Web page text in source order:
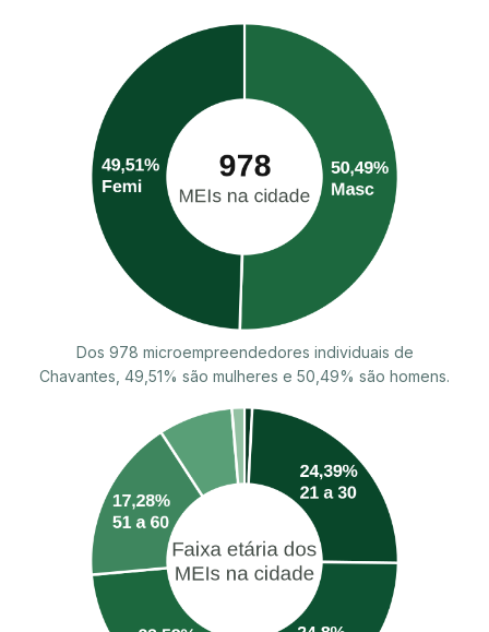
Dos 978 microempreendedores individuais de
Chavantes, 49,51% são mulheres e 50,49% são homens.